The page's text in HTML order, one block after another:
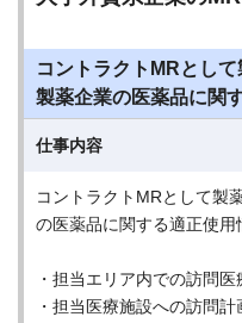
コントラクトMRとし
製薬企業の医薬品に関
仕事内容
コントラクトMRとして製
の医薬品に関する適正使用
・担当エリア内での訪問
・担当医療施設への訪問計